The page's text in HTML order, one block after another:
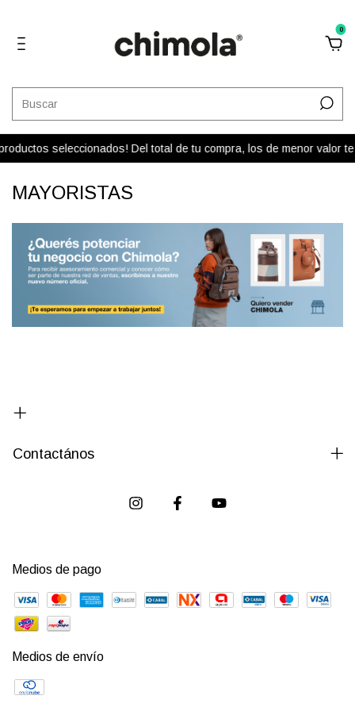
0
seleccionados! Del total de tu compra, los de menor valor
MAYORISTAS
Contactános
Medios de pago
Medios de envío